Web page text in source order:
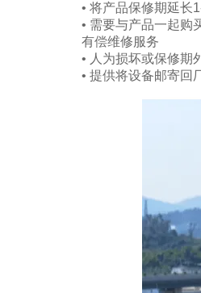
• 将产品保修期延长
• 需要与产品一起购
有偿维修服务
• 人为损坏或保修期
• 提供将设备邮寄回